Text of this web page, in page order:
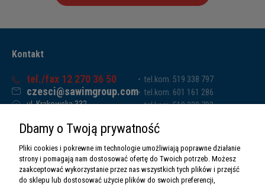
Kontakt
tel./fax 12 270 36 50
czesci@sawimgroup.com
ul. Krakowska 332,
Sawim Group Mariusz Zdyb sp. k.
NIP: 5130284470
REGON: 5246591010
tel.kom. 519 338 797
tel.kom. 601 161 286
tel.kom. 519 338 793
Dbamy o Twoją prywatność
Pliki cookies i pokrewne im technologie umożliwiają poprawne działanie
strony i pomagają nam dostosować ofertę do Twoich potrzeb. Możesz
zaakceptować wykorzystanie przez nas wszystkich tych plików i przejść
do sklepu lub dostosować użycie plików do swoich preferencji,